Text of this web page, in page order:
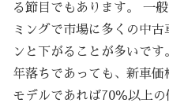
る節目でもあります。 一
ミングで市場に多くの中
ンと下がることが多いで
年落ちであっても、新車
モデルであれば70％以上